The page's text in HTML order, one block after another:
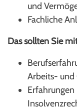
und
Fachliche
Das sollten Sie
Arbeits- und